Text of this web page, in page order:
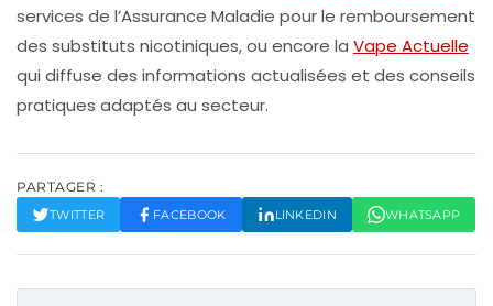
services de l’Assurance Maladie pour le remboursement
des substituts nicotiniques, ou encore la Vape Actuelle
qui diffuse des informations actualisées et des conseils
pratiques adaptés au secteur.
PARTAGER :
TWITTER FACEBOOK LINKEDIN WHATSAPP